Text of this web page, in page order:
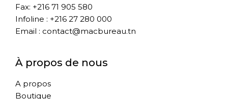
Fax: +216 71 905 580
Infoline : +216 27 280 000
Email : contact@macbureau.tn
À propos de nous
A propos
Boutique